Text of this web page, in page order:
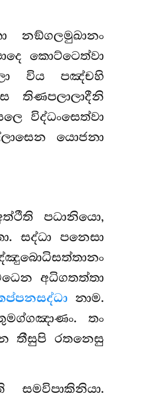
නඞ්ගලමුඛානං
කොට්ටෙත්වා
විය පඤ්චහි
තිණපලාලාදීනි
විද්ධංසෙත්වා
යොජනා
පධානියො,
සද්ධා පනෙසා
අධිගතත්තා
නාම.
තං
තීසුපි රතනෙසු
සමවිපාකිනියා.